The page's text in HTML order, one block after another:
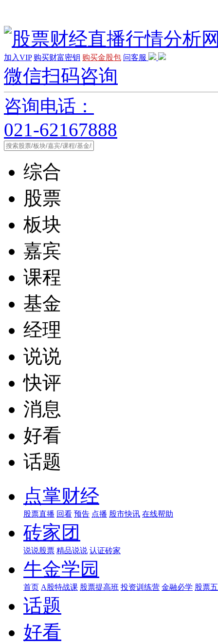
加入VIP 购买财富密钥 购买金股包 问客服
微信扫码咨询
咨询电话：
021-62167888
综合
股票
板块
嘉宾
课程
基金
经理
说说
快评
消息
好看
话题
点掌财经
股票直播 回看 预告 点播 股市快讯 在线帮助
砖家团
说说股票 精品说说 认证砖家
牛金学园
首页 A股特战课 股票提高班 投资训练营 金融必学 股票
话题
好看